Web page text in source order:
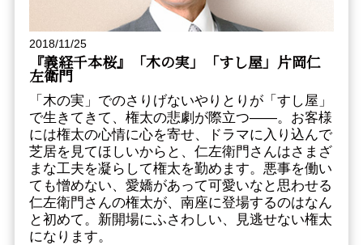
2018/11/25
『義経千本桜』「木の実」「すし屋」片岡仁
左衛門
「木の実」でのさりげないやりとりが「すし屋」
で生きてきて、権太の悲劇が際立つ――。お客様
には権太の心情に心を寄せ、ドラマに入り込んで
芝居を見てほしいからと、仁左衛門さんはさまざ
まな工夫を凝らして権太を勤めます。悪事を働い
ても憎めない、愛嬌があって可愛いなと思わせる
仁左衛門さんの権太が、南座に登場するのはなん
と初めて。新開場にふさわしい、見逃せない権太
になります。